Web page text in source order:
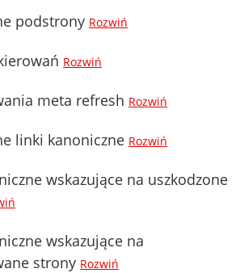
podstrony Rozwiń
Rozwiń
meta refresh Rozwiń
linki kanoniczne Rozwiń
wskazujące na uszkodzone
wskazujące na
strony Rozwiń